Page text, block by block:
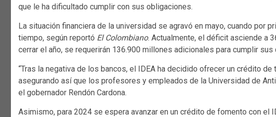
que le ha dificultado cumplir con sus obligaciones.
La situación financiera de la universidad se agravó en mayo, cuando por
tiempo, según reportó El Colombiano. Actualmente, el déficit asciende a
cerrar el año, se requerirán 136.900 millones adicionales para cumplir
“Tras la negativa de los bancos, el IDEA ha decidido ofrecer un crédito
asegurando así que los profesores y empleados de la Universidad de
el gobernador Rendón Cardona.
Asimismo, para 2024 se espera avanzar en un crédito de fomento con el